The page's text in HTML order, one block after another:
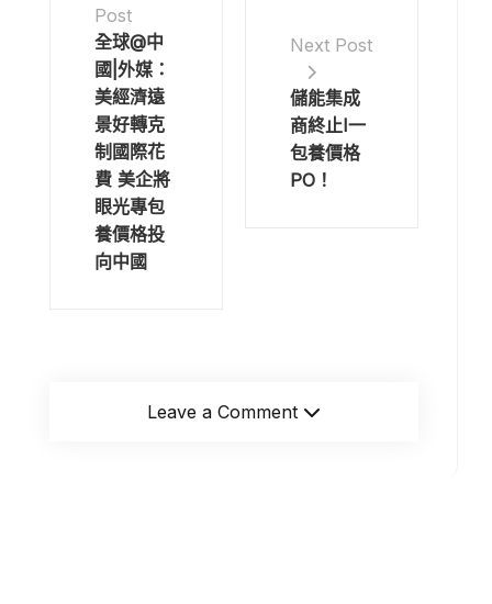
Post
全球@中
國|外媒：
美經濟遠
景好轉克
制國際花
費 美企將
眼光專包
養價格投
向中國
Next Post
儲能集成
商終止I一
包養價格
PO！
Leave a Comment